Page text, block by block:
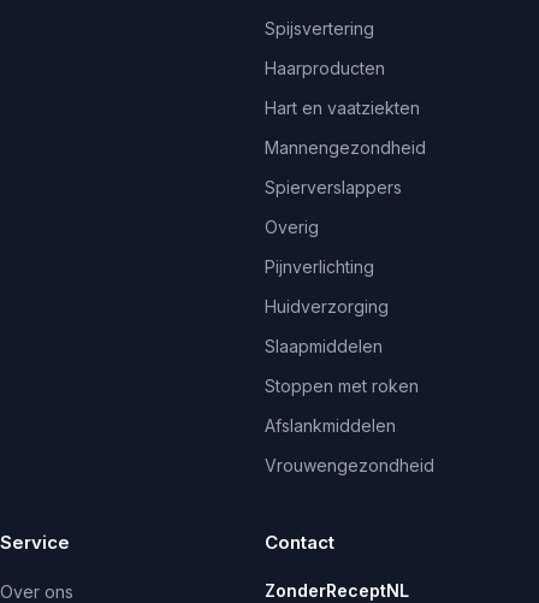
Spijsvertering
Haarproducten
Hart en vaatziekten
Mannengezondheid
Spierverslappers
Overig
Pijnverlichting
Huidverzorging
Slaapmiddelen
Stoppen met roken
Afslankmiddelen
Vrouwengezondheid
Service
Over ons
Contact
ZonderReceptNL